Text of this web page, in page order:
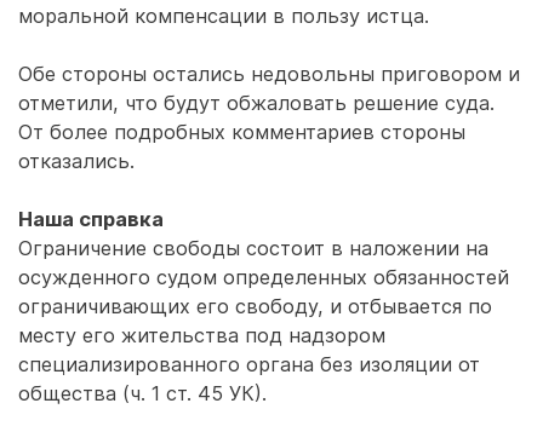
моральной компенсации в пользу истца.
Обе стороны остались недовольны приговором и
отметили, что будут обжаловать решение суда.
От более подробных комментариев стороны
отказались.
Наша справка
Ограничение свободы состоит в наложении на
осужденного судом определенных обязанностей
ограничивающих его свободу, и отбывается по
месту его жительства под надзором
специализированного органа без изоляции от
общества (ч. 1 ст. 45 УК).